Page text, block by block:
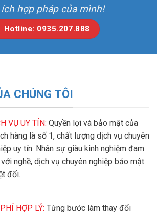
hợp pháp của mình!
Hotline: 0935.207.888
CHÚNG TÔI
VỤ UY TÍN: Quyền lợi và bảo mật của
hàng là số 1, chất lượng dịch vụ chuyên
uy tín. Nhân sự giàu kinh nghiệm đam
nghề, dịch vụ chuyên nghiệp bảo mật
đối.
HỢP LÝ: Từng bước làm thay đổi